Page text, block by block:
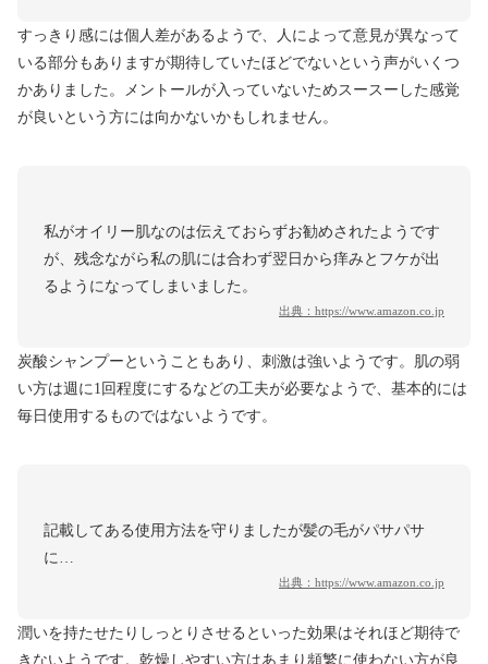
すっきり感には個人差があるようで、人によって意見が異なって
いる部分もありますが期待していたほどでないという声がいくつ
かありました。メントールが入っていないためスースーした感覚
が良いという方には向かないかもしれません。
私がオイリー肌なのは伝えておらずお勧めされたようです
が、残念ながら私の肌には合わず翌日から痒みとフケが出
るようになってしまいました。
出典： https://www.amazon.co.jp
炭酸シャンプーということもあり、刺激は強いようです。肌の弱
い方は週に1回程度にするなどの工夫が必要なようで、基本的には
毎日使用するものではないようです。
記載してある使用方法を守りましたが髪の毛がパサパサ
に…
出典： https://www.amazon.co.jp
潤いを持たせたりしっとりさせるといった効果はそれほど期待で
きないようです。乾燥しやすい方はあまり頻繁に使わない方が良